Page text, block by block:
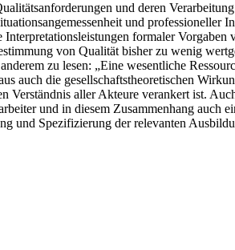
und deren
und
formaler
von Qualität bisher zu wenig
zu lesen: „Eine wesentliche
auch die gesellschaftstheoretischen
aller Akteure verankert ist.
und in diesem Zusammenhang
und Spezifizierung der relevanten